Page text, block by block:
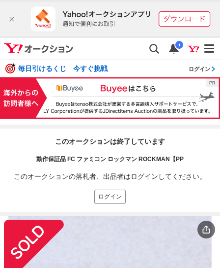
i
毎日引けるくじ 今すぐ挑戦 ログイン
このオークションは終了しています
動作保証品 FC ファミコン ロックマン ROCKMAN【PP
このオークションの落札者、出品者はログインしてください。
ログイン